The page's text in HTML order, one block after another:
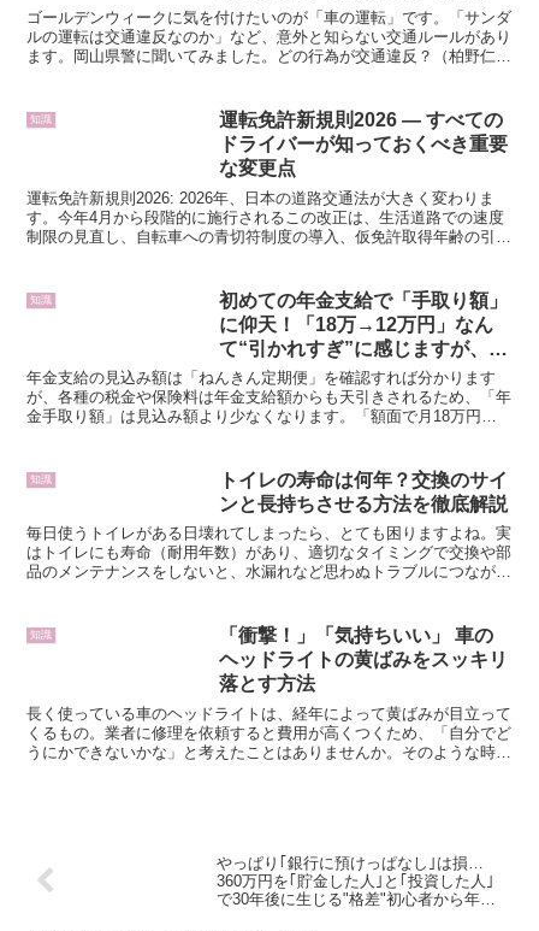
と･･･
ゴールデンウィークに気を付けたいのが「車の運転」です。「サンダ
ルの運転は交通違反なのか」など、意外と知らない交通ルールがあり
ます。岡山県警に聞いてみました。どの行為が交通違反？（柏野仁弥
知識
運転免許新規則2026 — すべての
ドライバーが知っておくべき重要
な変更点
運転免許新規則2026: 2026年、日本の道路交通法が大きく変わりま
す。今年4月から段階的に施行されるこの改正は、生活道路での速度
制限の見直し、自転車への青切符制度の導入、仮免許取得年齢の引き
知識
初めての年金支給で「手取り額」
に仰天！「18万→12万円」なん
て“引かれすぎ”に感じますが、い
ったい何が引かれてるんですか？
年金支給の見込み額は「ねんきん定期便」を確認すれば分かります
が、各種の税金や保険料は年金支給額からも天引きされるため、「年
金手取り額」は見込み額より少なくなります。「額面で月18万円」
知識
トイレの寿命は何年？交換のサイ
ンと長持ちさせる方法を徹底解説
毎日使うトイレがある日壊れてしまったら、とても困りますよね。実
はトイレにも寿命（耐用年数）があり、適切なタイミングで交換や部
品のメンテナンスをしないと、水漏れなど思わぬトラブルにつながる
知識
「衝撃！」「気持ちいい」 車の
ヘッドライトの黄ばみをスッキリ
落とす方法
長く使っている車のヘッドライトは、経年によって黄ばみが目立って
くるもの。業者に修理を依頼すると費用が高くつくため、「自分でど
うにかできないかな」と考えたことはありませんか。そのような時に
やっぱり｢銀行に預けっぱなし｣は損…
360万円を｢貯金した人｣と｢投資した人｣
で30年後に生じる"格差"初心者から年収